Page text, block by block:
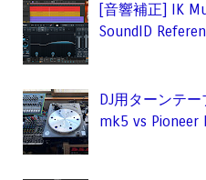
[音響補正] IK
SoundID
DJ用ターンテ
mk5 vs Pioneer